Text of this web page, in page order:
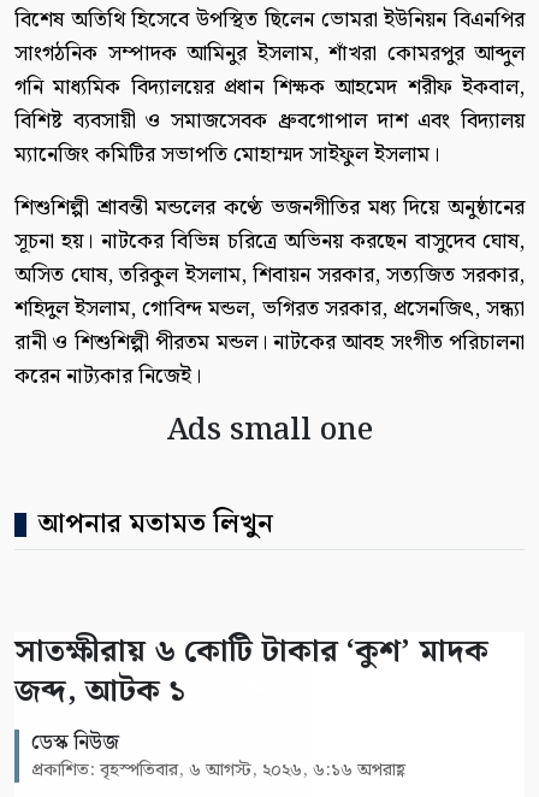
বিশেষ অতিথি হিসেবে উপস্থিত ছিলেন ভোমরা ইউনিয়ন বিএনপির
সাংগঠনিক সম্পাদক আমিনুর ইসলাম, শাঁখরা কোমরপুর আব্দুল
গনি মাধ্যমিক বিদ্যালয়ের প্রধান শিক্ষক আহমেদ শরীফ ইকবাল,
বিশিষ্ট ব্যবসায়ী ও সমাজসেবক ধ্রুবগোপাল দাশ এবং বিদ্যালয়
ম্যানেজিং কমিটির সভাপতি মোহাম্মদ সাইফুল ইসলাম।
শিশুশিল্পী শ্রাবন্তী মন্ডলের কণ্ঠে ভজনগীতির মধ্য দিয়ে অনুষ্ঠানের
সূচনা হয়। নাটকের বিভিন্ন চরিত্রে অভিনয় করছেন বাসুদেব ঘোষ,
অসিত ঘোষ, তরিকুল ইসলাম, শিবায়ন সরকার, সত্যজিত সরকার,
শহিদুল ইসলাম, গোবিন্দ মন্ডল, ভগিরত সরকার, প্রসেনজিৎ, সন্ধ্যা
রানী ও শিশুশিল্পী পীরতম মন্ডল। নাটকের আবহ সংগীত পরিচালনা
করেন নাট্যকার নিজেই।
Ads small one
আপনার মতামত লিখুন
সাতক্ষীরায় ৬ কোটি টাকার ‘কুশ’ মাদক
জব্দ, আটক ১
ডেস্ক নিউজ
প্রকাশিত: বৃহস্পতিবার, ৬ আগস্ট, ২০২৬, ৬:১৬ অপরাহ্ণ